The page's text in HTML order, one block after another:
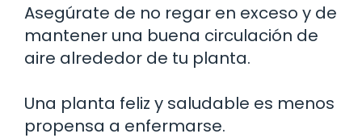
Asegúrate de no regar en exceso y de
mantener una buena circulación de
aire alrededor de tu planta.
Una planta feliz y saludable es menos
propensa a enfermarse.